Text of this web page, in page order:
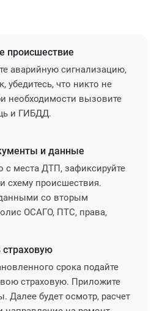
происшествие
аварийную сигнализацию,
убедитесь, что никто не
необходимости вызовите
и ГИБДД.
и данные
с места ДТП, зафиксируйте
схему происшествия.
со вторым
ОСАГО, ПТС, права,
страховую
срока подайте
страховую. Приложите
Далее будет осмотр, расчет